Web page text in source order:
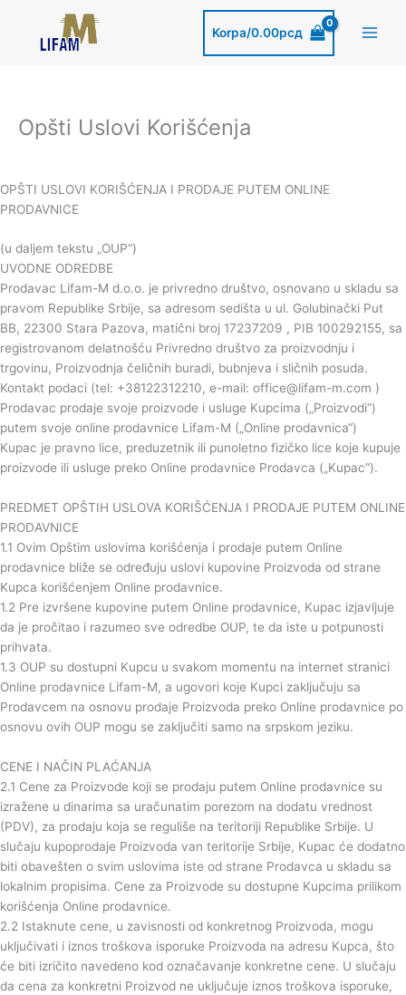
content
Korpa/0.00рсд
Opšti Uslovi Korišćenja
OPŠTI USLOVI KORIŠĆENJA I PRODAJE PUTEM ONLINE
PRODAVNICE
(u daljem tekstu „OUP“)
UVODNE ODREDBE
Prodavac Lifam-M d.o.o. je privredno društvo, osnovano u skladu sa
pravom Republike Srbije, sa adresom sedišta u ul. Golubinački Put
BB, 22300 Stara Pazova, matični broj 17237209 , PIB 100292155, sa
registrovanom delatnošću Privredno društvo za proizvodnju i
trgovinu, Proizvodnja čeličnih buradi, bubnjeva i sličnih posuda.
Kontakt podaci (tel: +38122312210, e-mail: office@lifam-m.com )
Prodavac prodaje svoje proizvode i usluge Kupcima („Proizvodi“)
putem svoje online prodavnice Lifam-M („Online prodavnica“)
Kupac je pravno lice, preduzetnik ili punoletno fizičko lice koje kupuje
proizvode ili usluge preko Online prodavnice Prodavca („Kupac“).
PREDMET OPŠTIH USLOVA KORIŠĆENJA I PRODAJE PUTEM ONLINE
PRODAVNICE
1.1 Ovim Opštim uslovima korišćenja i prodaje putem Online
prodavnice bliže se određuju uslovi kupovine Proizvoda od strane
Kupca korišćenjem Online prodavnice.
1.2 Pre izvršene kupovine putem Online prodavnice, Kupac izjavljuje
da je pročitao i razumeo sve odredbe OUP, te da iste u potpunosti
prihvata.
1.3 OUP su dostupni Kupcu u svakom momentu na internet stranici
Online prodavnice Lifam-M, a ugovori koje Kupci zaključuju sa
Prodavcem na osnovu prodaje Proizvoda preko Online prodavnice po
osnovu ovih OUP mogu se zaključiti samo na srpskom jeziku.
CENE I NAČIN PLAĆANJA
2.1 Cene za Proizvode koji se prodaju putem Online prodavnice su
izražene u dinarima sa uračunatim porezom na dodatu vrednost
(PDV), za prodaju koja se reguliše na teritoriji Republike Srbije. U
slučaju kupoprodaje Proizvoda van teritorije Srbije, Kupac će dodatno
biti obavešten o svim uslovima iste od strane Prodavca u skladu sa
lokalnim propisima. Cene za Proizvode su dostupne Kupcima prilikom
korišćenja Online prodavnice.
2.2 Istaknute cene, u zavisnosti od konkretnog Proizvoda, mogu
uključivati i iznos troškova isporuke Proizvoda na adresu Kupca, što
će biti izričito navedeno kod označavanje konkretne cene. U slučaju
da cena za konkretni Proizvod ne uključuje iznos troškova isporuke,
h